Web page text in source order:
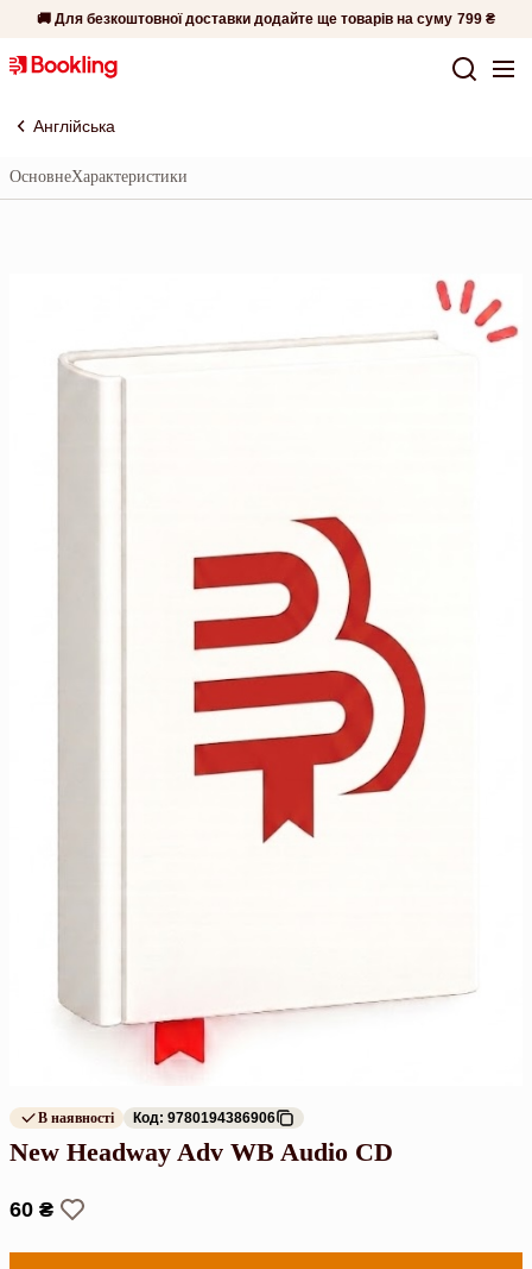
🚚 Для безкоштовної доставки додайте ще товарів на суму 799 ₴
Англійська
ОсновнеХарактеристики
В наявності Код: 9780194386906
New Headway Adv WB Audio CD
60 ₴